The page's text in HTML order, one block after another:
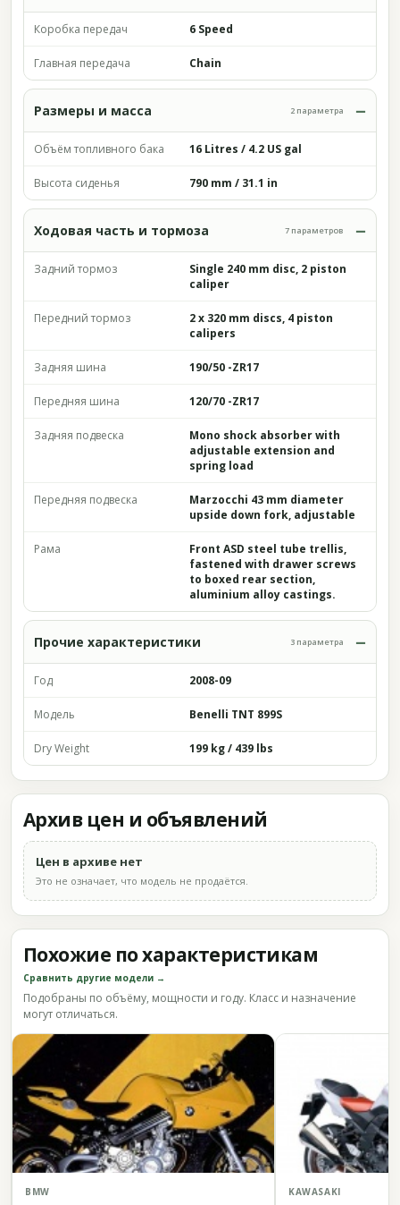
Коробка передач 6 Speed
Главная передача Chain
Размеры и масса 2 параметра
Объём топливного бака 16 Litres / 4.2 US gal
Высота сиденья 790 mm / 31.1 in
Ходовая часть и тормоза 7 параметров
Задний тормоз
Single 240 mm disc, 2 piston
caliper
Передний тормоз
2 x 320 mm discs, 4 piston
calipers
Задняя шина 190/50 -ZR17
Передняя шина 120/70 -ZR17
Задняя подвеска
Mono shock absorber with
adjustable extension and
spring load
Передняя подвеска
Marzocchi 43 mm diameter
upside down fork, adjustable
Рама
Front ASD steel tube trellis,
fastened with drawer screws
to boxed rear section,
aluminium alloy castings.
Прочие характеристики 3 параметра
Год 2008-09
Модель Benelli TNT 899S
Dry Weight 199 kg / 439 lbs
Архив цен и объявлений
Цен в архиве нет
Это не означает, что модель не продаётся.
Похожие по характеристикам
Сравнить другие модели →
Подобраны по объёму, мощности и году. Класс и назначение
могут отличаться.
BMW KAWASAKI